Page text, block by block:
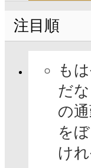
注目順
も
だ
の
を
けれ